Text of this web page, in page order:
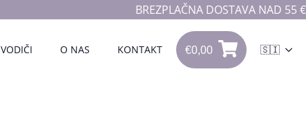
BREZPLAČNA DOSTAVA NAD 55 €
VODIČI O NAS KONTAKT
€0,00
€0,00 🇸🇮